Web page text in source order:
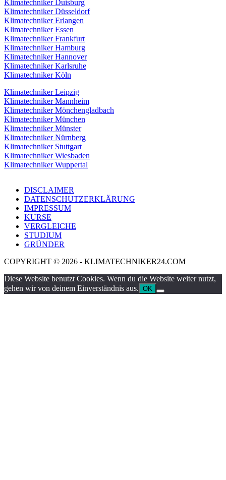
Klimatechniker Duisburg
Klimatechniker Düsseldorf
Klimatechniker Erlangen
Klimatechniker Essen
Klimatechniker Frankfurt
Klimatechniker Hamburg
Klimatechniker Hannover
Klimatechniker Karlsruhe
Klimatechniker Köln
Klimatechniker Leipzig
Klimatechniker Mannheim
Klimatechniker Mönchengladbach
Klimatechniker München
Klimatechniker Münster
Klimatechniker Nürnberg
Klimatechniker Stuttgart
Klimatechniker Wiesbaden
Klimatechniker Wuppertal
DISCLAIMER
DATENSCHUTZERKLÄRUNG
IMPRESSUM
KURSE
VERGLEICHE
STUDIUM
GRÜNDER
COPYRIGHT © 2026 - KLIMATECHNIKER24.COM
Diese Website benutzt Cookies. Wenn du die Website weiter nutzt,
gehen wir von deinem Einverständnis aus. OK